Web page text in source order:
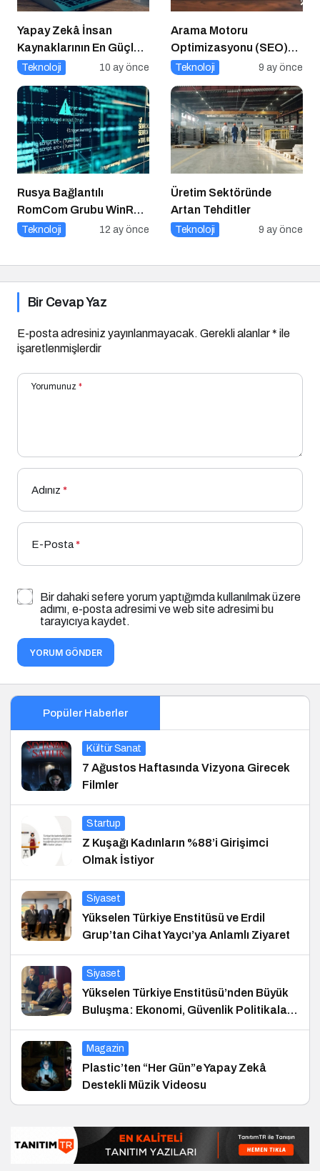
Yapay Zekâ İnsan
Kaynaklarının En Güçlü
Stratejik Ortağına
Teknoloji 10 ay önce
Arama Motoru
Optimizasyonu (SEO)
Nedir? Etkili SEO İçin 10
Teknoloji 9 ay önce
Rusya Bağlantılı
RomCom Grubu WinRAR
Açığını Hedef Aldı
Teknoloji 12 ay önce
Üretim Sektöründe
Artan Tehditler
Teknoloji 9 ay önce
Bir Cevap Yaz
E-posta adresiniz yayınlanmayacak. Gerekli alanlar* ile
işaretlenmişlerdir
Yorumunuz *
Adınız *
E-Posta*
Bir dahaki sefere yorum yaptığımda kullanılmak üzere
adımı, e-posta adresimi ve web site adresimi bu
tarayıcıya kaydet.
YORUM GÖNDER
Popüler Haberler
Kültür Sanat
7 Ağustos Haftasında Vizyona Girecek
Filmler
Startup
Z Kuşağı Kadınların %88’i Girişimci
Olmak İstiyor
Siyaset
Yükselen Türkiye Enstitüsü ve Erdil
Grup’tan Cihat Yaycı’ya Anlamlı Ziyaret
Siyaset
Yükselen Türkiye Enstitüsü’nden Büyük
Buluşma: Ekonomi, Güvenlik Politikaları
ve Hukuk Konferansı
Magazin
Plastic’ten “Her Gün”e Yapay Zekâ
Destekli Müzik Videosu